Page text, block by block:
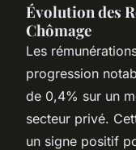
Évolution des
Chômage
Les
progression
de 0,4% sur un
secteur privé.
un signe positif